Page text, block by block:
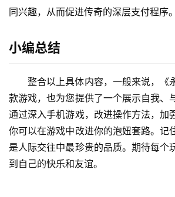
同兴趣，从而促进传奇的深层支付程序。
小编总结
整合以上具体内容，一般来说，《
款游戏，也为您提供了一个展示自我、
通过深入手机游戏，改进操作方法，加
你可以在游戏中改进你的泡妞套路。记
是人际交往中最珍贵的品质。期待每个
到自己的快乐和友谊。